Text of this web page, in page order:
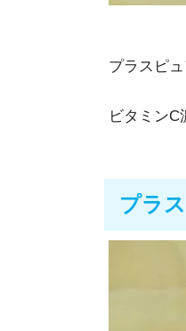
プラスピ
ビタミンC
プラ